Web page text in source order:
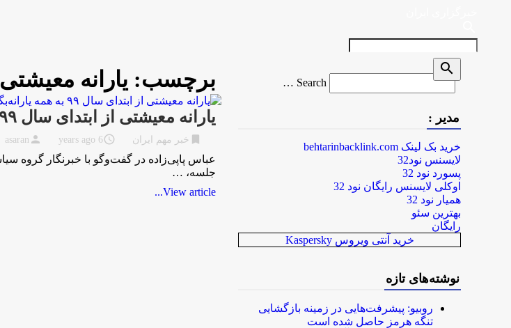
برچسب: یارانه معیشتی
یارانه معیشتی از ابتدای سال ۹۹ به همه یارانه‌بگیران پرداخت می‌شود
خبر مهم ایران access_time
6 years ago
person
asaran
جلسه، …
View article...
Search
for
Search …
search
مدیر :
خرید بک لینک behtarinbacklink.com
لایسنس نود32
پسورد نود 32
اوکلی لایسنس رایگان نود 32
همیار نود 32
بهترین سئو
رایگان
خرید آنتی ویروس Kaspersky
نوشته‌های تازه
روبیو: پیشرفت‌هایی در زمینه بازگشایی
تنگه هرمز حاصل شده است